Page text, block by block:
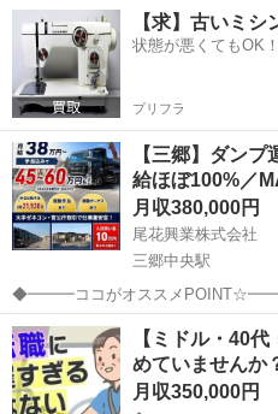
レアポや飛び込みは一切ない「完全反響ス
業務＞ ご案内：受付から引...
埼玉 三郷市 販売
【求】古いミ
状態が悪くてもOK
プリフラ
【三郷】ダン
給ほぼ100%／
月収380,000円
尾花興業株式会社
三郷中央駅
◆━━━ココがオススメPOINT☆━━━◆ ✿月給38～50万
ト！固定月給制 ✿賞与2回＆入社お
20代〜50代の方
埼玉 三郷市 三郷中央駅
【ミドル・40
めていませんか
月収350,000円